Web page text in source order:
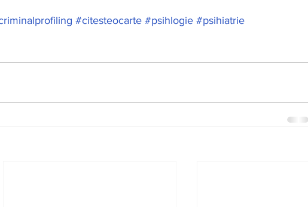
#citesteocarte #psihlogie #psihiatrie